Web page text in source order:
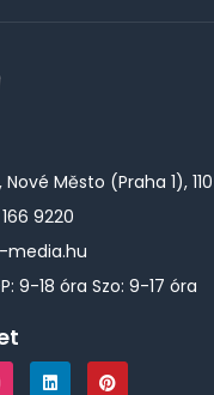
Město (Praha 1),
9220
media.hu
9-18 óra Szo: 9-17 óra